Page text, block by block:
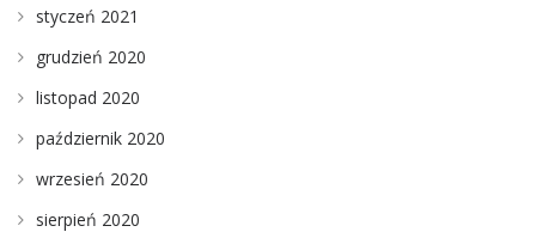
styczeń 2021
grudzień 2020
listopad 2020
październik 2020
wrzesień 2020
sierpień 2020